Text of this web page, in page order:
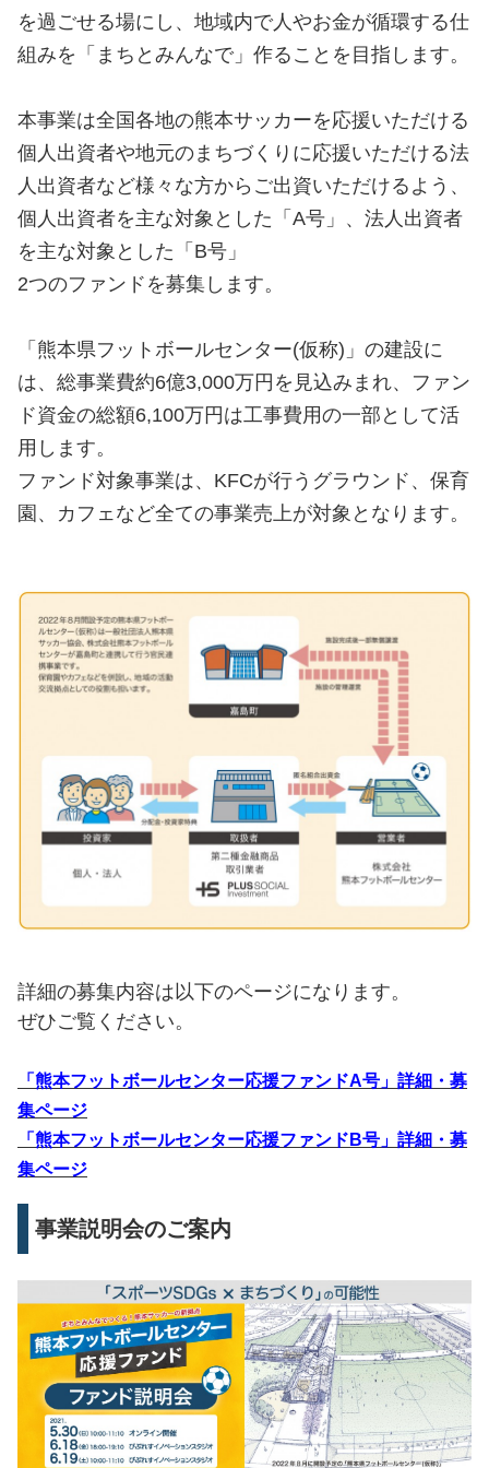
を過ごせる場にし、地域内で人やお金が循環する仕
組みを「まちとみんなで」作ることを目指します。
本事業は全国各地の熊本サッカーを応援いただける
個人出資者や地元のまちづくりに応援いただける法
人出資者など様々な方からご出資いただけるよう、
個人出資者を主な対象とした「A号」、法人出資者
を主な対象とした「B号」
2つのファンドを募集します。
「熊本県フットボールセンター(仮称)」の建設に
は、総事業費約6億3,000万円を見込みまれ、ファン
ド資金の総額6,100万円は工事費用の一部として活
用します。
ファンド対象事業は、KFCが行うグラウンド、保育
園、カフェなど全ての事業売上が対象となります。
詳細の募集内容は以下のページになります。
ぜひご覧ください。
「熊本フットボールセンター応援ファンドA号」詳細・募
集ページ
「熊本フットボールセンター応援ファンドB号」詳細・募
集ページ
事業説明会のご案内